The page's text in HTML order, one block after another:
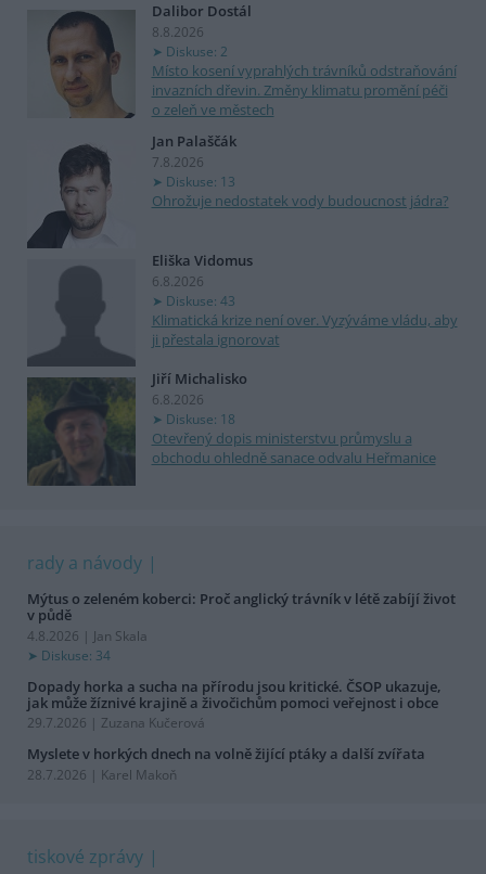
Dalibor Dostál
8.8.2026
Diskuse: 2
Místo kosení vyprahlých trávníků odstraňování
invazních dřevin. Změny klimatu promění péči
o zeleň ve městech
Jan Palaščák
7.8.2026
Diskuse: 13
Ohrožuje nedostatek vody budoucnost jádra?
Eliška Vidomus
6.8.2026
Diskuse: 43
Klimatická krize není over. Vyzýváme vládu, aby
ji přestala ignorovat
Jiří Michalisko
6.8.2026
Diskuse: 18
Otevřený dopis ministerstvu průmyslu a
obchodu ohledně sanace odvalu Heřmanice
rady a návody
Mýtus o zeleném koberci: Proč anglický trávník v létě zabíjí život
v půdě
4.8.2026 | Jan Skala
Diskuse: 34
Dopady horka a sucha na přírodu jsou kritické. ČSOP ukazuje,
jak může žíznivé krajině a živočichům pomoci veřejnost i obce
29.7.2026 | Zuzana Kučerová
Myslete v horkých dnech na volně žijící ptáky a další zvířata
28.7.2026 | Karel Makoň
tiskové zprávy